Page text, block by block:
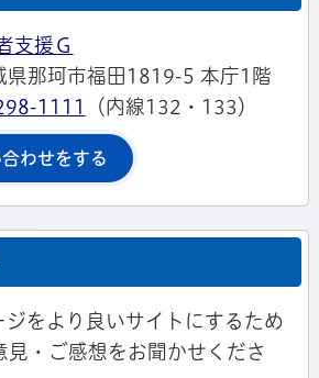
支援Ｇ
那珂市福田1819-5 本庁1階
1111 （内線132・133）
わせをする
ジをより良いサイトにするため
見・ご感想をお聞かせくださ